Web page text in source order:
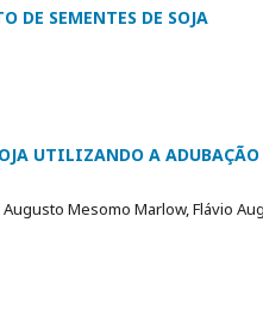
DE SEMENTES DE SOJA
UTILIZANDO A
Mesomo Marlow, Flávio